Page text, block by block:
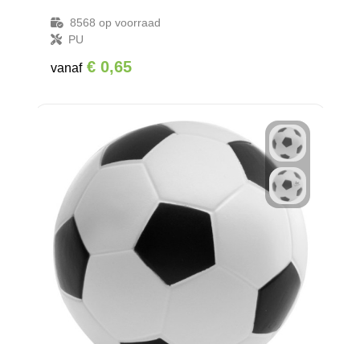
8568 op voorraad
PU
vanaf € 0,65